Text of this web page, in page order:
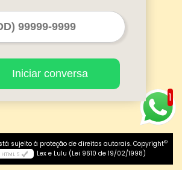
Contato
Mapa do site
sujeito à proteção de direitos autorais. Copyright©
Lex e Lulu (Lei 9610 de 19/02/1998)
1
Iniciar conversa